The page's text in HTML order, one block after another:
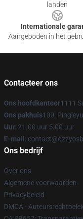
landen
Internationale
Aangeboden in het
Contacteer ons
Ons hoofdkantoor1111
Ons pakhuis100,
Uur: 21.00 uur 5.00 uur
E-mail :
Ons bedrijf
Over ons
Algemene voorwaarden
Privacybeleid
DMCA -